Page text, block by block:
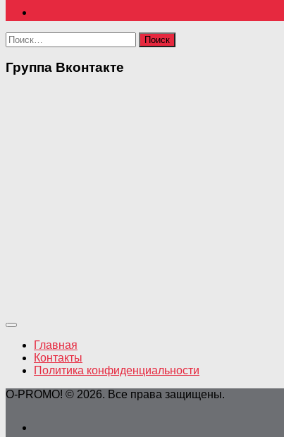
Найти:
Группа Вконтакте
Главная
Контакты
Политика конфиденциальности
O-PROMO! © 2026. Все права защищены.